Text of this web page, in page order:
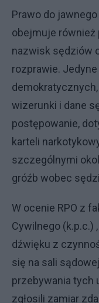
Prawo do
obejmuje również
nazwisk sędziów
rozprawie.
wizerunki i dane
postępowanie,
karteli
szczególnymi
gróźb wobec
W ocenie RPO z
Cywilnego (k.p.c.)
dźwięku z
się na sali
przebywania tych
zgłosili zamiar